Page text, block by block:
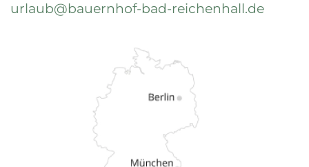
urlaub@bauernhof-bad-reichenhall.de